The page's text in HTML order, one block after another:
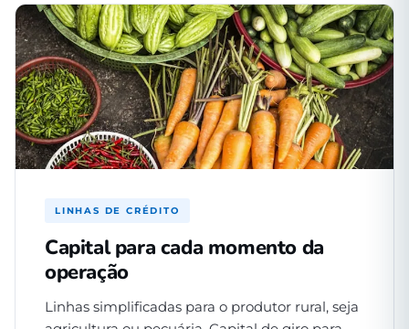
LINHAS DE CRÉDITO
Capital para cada momento da
operação
Linhas simplificadas para o produtor rural, seja